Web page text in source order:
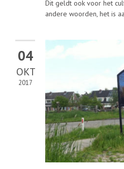
Dit geldt ook voor het
andere woorden, het is
04
OKT
2017